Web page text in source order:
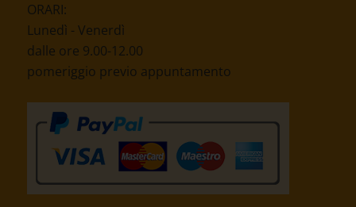
ORARI:
Lunedì - Venerdì
dalle ore 9.00-12.00
pomeriggio previo appuntamento